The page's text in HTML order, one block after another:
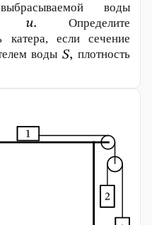
воды
Определите
катера, если сечение
воды
плотность